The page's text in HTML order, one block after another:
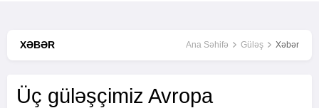
XƏBƏR Ana Səhifə Güləş Xəbər
Üç güləşçimiz Avropa